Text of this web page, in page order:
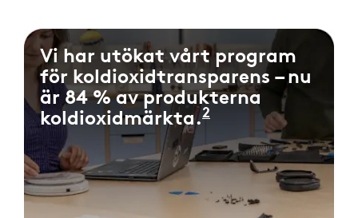
Vi har utökat vårt program
för koldioxidtransparens – nu
är 84 % av produkterna
koldioxidmärkta.2 Mätt som